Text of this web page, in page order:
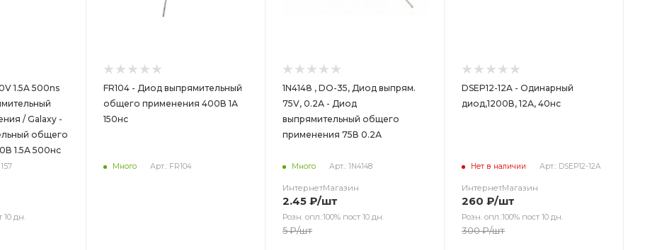
1.5A 500ns
/ Galaxy -
общего
1.5А 500нс
10 дн.
FR104 - Диод выпрямительный
общего применения 400В 1А
150нс
Много Арт.: FR104
1N4148 , DO-35, Диод выпрям.
75V, 0.2А - Диод
выпрямительный общего
применения 75В 0.2А
Много Арт.: 1N4148
ИнтернетМагазин
2.45 ₽/шт
Розн. опл.:100% пост 10 дн.
5₽/шт
DSEP12-12A - Одинарный
диод,1200В, 12А, 40нс
Нет в наличии Арт.: DSEP12-12A
ИнтернетМагазин
260 ₽/шт
Розн. опл.:100% пост 10 дн.
300₽/шт